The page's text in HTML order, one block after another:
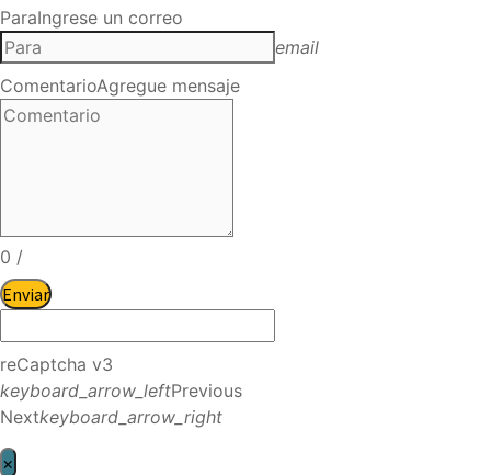
ParaIngrese un correo
email
ComentarioAgregue mensaje
0 /
Enviar
reCaptcha v3
keyboard_arrow_leftPrevious
Nextkeyboard_arrow_right
×